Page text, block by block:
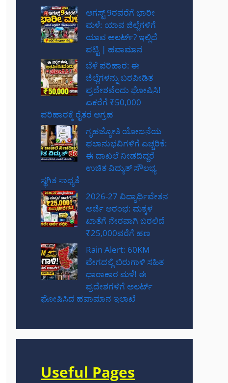
ಆಗಸ್ಟ್ 9ರವರೆಗೆ ಭಾರೀ
ಮಳೆ: ಯಾವ ಜಿಲ್ಲೆಗಳಿಗೆ
ಯಾವ ಅಲರ್ಟ್? ಇಲ್ಲಿದೆ
ಪಟ್ಟಿ | ಹವಾಮಾನ
ಬೆಳೆ ಪರಿಹಾರ: ಈ
ಜಿಲ್ಲೆಗಳನ್ನು ಬರಪೀಡಿತ
ಪ್ರದೇಶವೆಂದು ಘೋಷಿಸಿ!
ಎಕರೆಗೆ ₹50,000
ಪರಿಹಾರಕ್ಕೆ ರೈತರ ಆಗ್ರಹ
ಗೃಹಜ್ಯೋತಿ ಯೋಜನೆಯ
ಫಲಾನುಭವಿಗಳಿಗೆ ಎಚ್ಚರಿಕೆ:
ಈ ದಾಖಲೆ ನೀಡದಿದ್ದರೆ
ಉಚಿತ ವಿದ್ಯುತ್ ಸೌಲಭ್ಯ
ಸ್ಥಗಿತ ಸಾಧ್ಯತೆ
2026-27 ವಿದ್ಯಾರ್ಥಿವೇತನ
ಅರ್ಜಿ ಆರಂಭ: ಮಕ್ಕಳ
ಖಾತೆಗೆ ನೇರವಾಗಿ ಬರಲಿದೆ
₹25,000ವರೆಗೆ ಹಣ
Rain Alert: 60KM
ವೇಗದಲ್ಲಿ ಬಿರುಗಾಳಿ ಸಹಿತ
ಧಾರಾಕಾರ ಮಳೆ! ಈ
ಪ್ರದೇಶಗಳಿಗೆ ಅಲರ್ಟ್
ಘೋಷಿಸಿದ ಹವಾಮಾನ ಇಲಾಖೆ
Useful Pages